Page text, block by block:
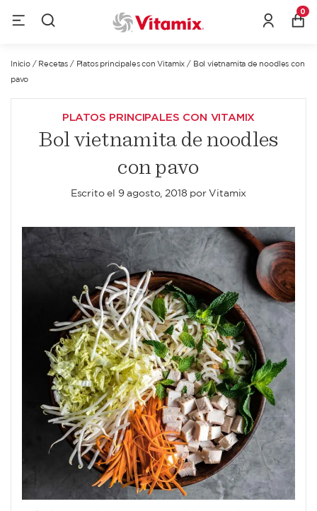
0
Inicio/ Recetas / Platos principales con Vitamix / Bol vietnamita de noodles con
pavo
PLATOS PRINCIPALES CON VITAMIX
Bol vietnamita de noodles
con pavo
Escrito el 9 agosto, 2018 por Vitamix